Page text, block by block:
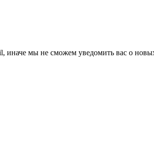
иначе мы не сможем уведомить вас о